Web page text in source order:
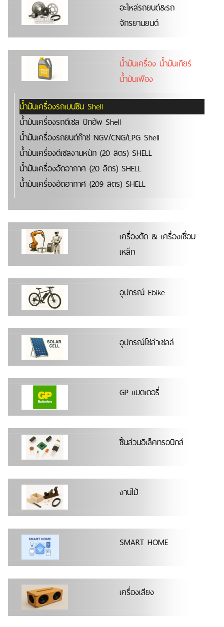
อะไหล่รถยนต์&รถ
จักรยานยนต์
น้ำมันเครื่อง น้ำมันเกียร์
น้ำมันเฟือง
น้ำมันเครื่องรถเบนซิน Shell
น้ำมันเครื่องรถดีเซล ปิกอัพ Shell
น้ำมันเครื่องรถยนต์ก๊าซ NGV/CNG/LPG Shell
น้ำมันเครื่องดีเซลงานหนัก (20 ลิตร) SHELL
น้ำมันเครื่องอัดอากาศ (20 ลิตร) SHELL
น้ำมันเครื่องอัดอากาศ (209 ลิตร) SHELL
เครื่องตัด & เครื่องเชื่อม
เหล็ก
อุปกรณ์ Ebike
อุปกรณ์โซล่าเซลล์
GP แบตเตอรี่
ชิ้นส่วนอิเล็คทรอนิกส์
งานไม้
SMART HOME
เครื่องเสียง